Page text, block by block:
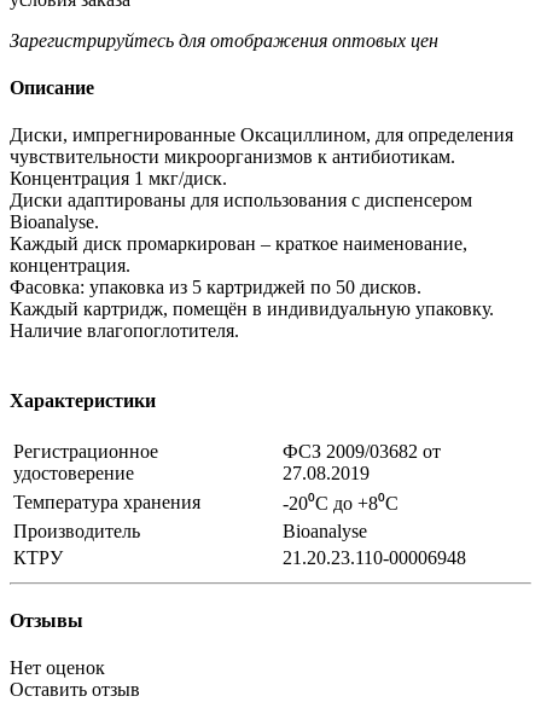
Зарегистрируйтесь для отображения оптовых цен
Описание
Диски, импрегнированные Оксациллином, для определения
чувствительности микроорганизмов к антибиотикам.
Концентрация 1 мкг/диск.
Диски адаптированы для использования с диспенсером
Bioanalyse.
Каждый диск промаркирован – краткое наименование,
концентрация.
Фасовка: упаковка из 5 картриджей по 50 дисков.
Каждый картридж, помещён в индивидуальную упаковку.
Наличие влагопоглотителя.
Характеристики
Регистрационное
удостоверение
ФСЗ 2009/03682 от
27.08.2019
Температура хранения
-20⁰С до +8⁰С
Производитель
Bioanalyse
КТРУ
21.20.23.110-00006948
Отзывы
Нет оценок
Оставить отзыв